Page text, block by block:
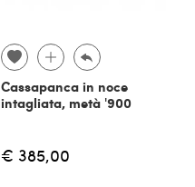
Cassapanca in noce
intagliata, metà '900
€ 385,00